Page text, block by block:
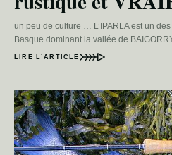
un peu de culture … L’IPARLA est un
Basque dominant la vallée de
LIRE L’ARTICLE